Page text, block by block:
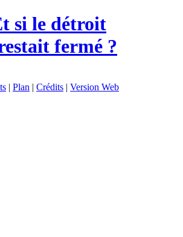
si le détroit
fermé ?
| Plan | Crédits | Version Web